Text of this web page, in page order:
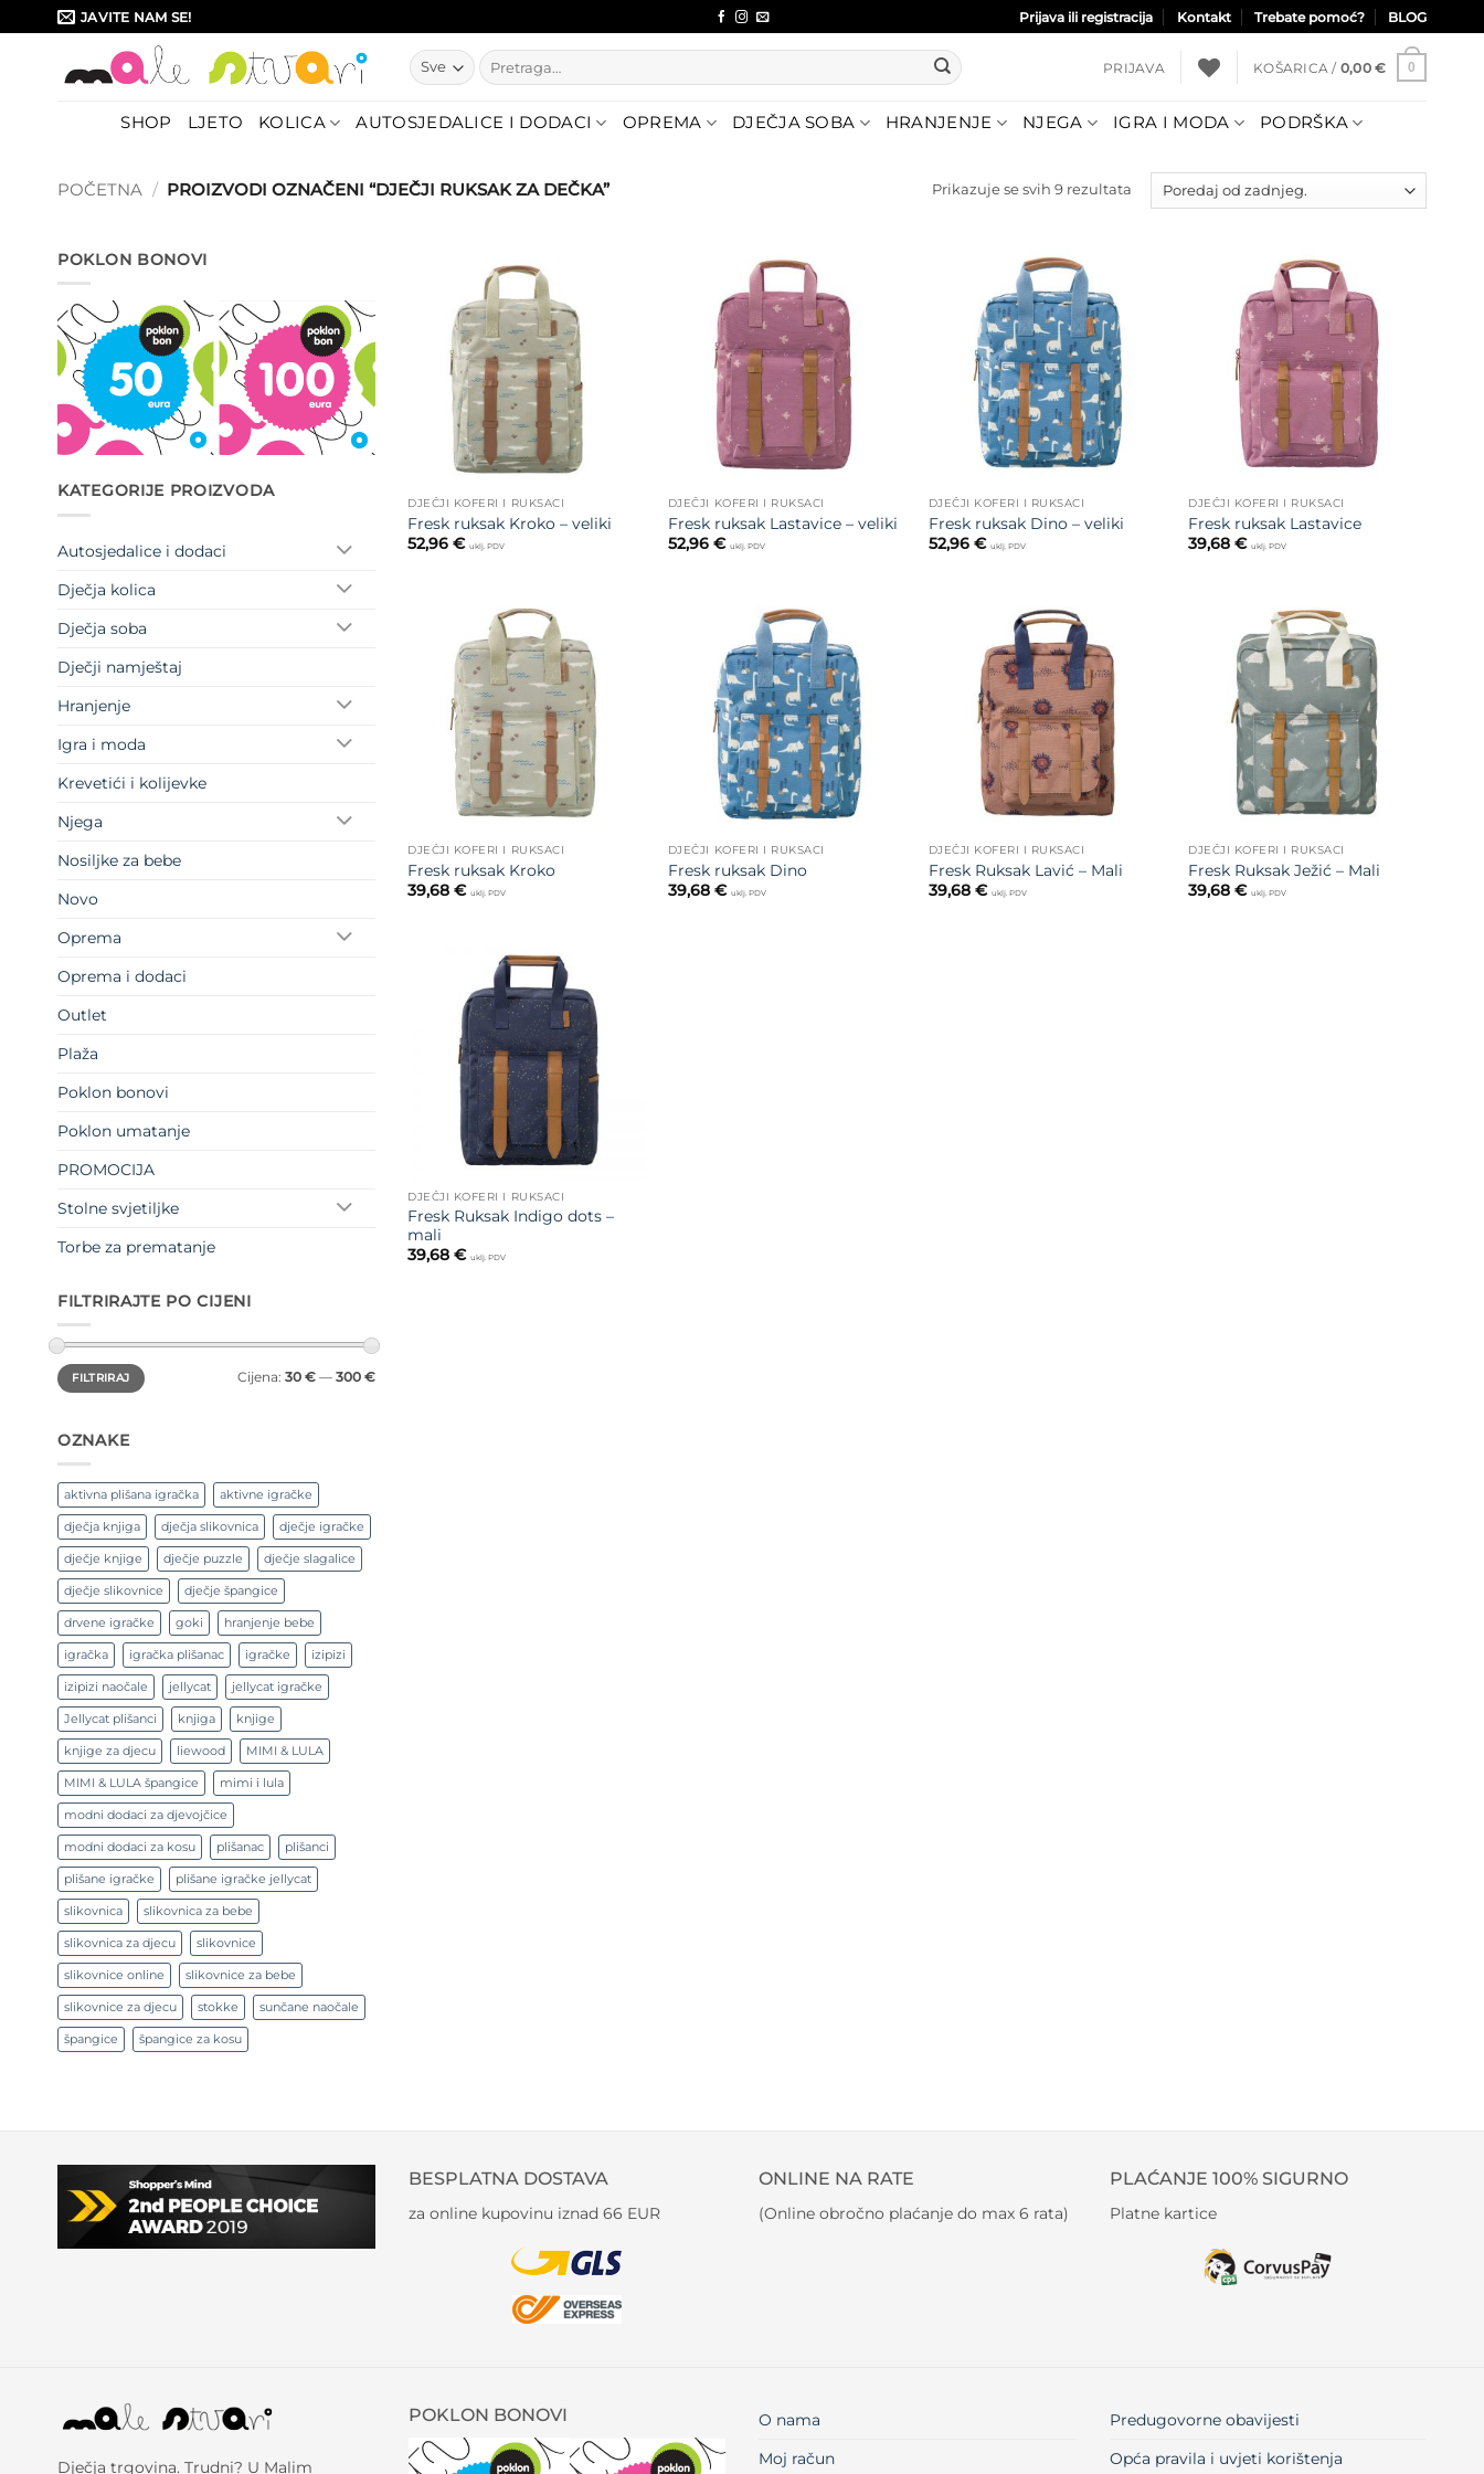
to
JAVITE NAM SE! Prijava ili registracija Kontakt Trebate pomoć? BLOG
Pretraži:
PRIJAVA KOŠARICA / 0,00 € 0
SHOP LJETO KOLICA AUTOSJEDALICE I DODACI OPREMA DJEČJA SOBA HRANJENJE NJEGA IGRA I MODA PODRŠKA
POČETNA / PROIZVODI OZNAČENI “DJEČJI RUKSAK ZA DEČKA” Prikazuje se svih 9 rezultata Poredano
POKLON BONOVI
KATEGORIJE PROIZVODA
Autosjedalice i dodaci
Dječja kolica
Dječja soba
Dječji namještaj
Hranjenje
Igra i moda
Krevetići i kolijevke
Njega
Nosiljke za bebe
Novo
Oprema
Oprema i dodaci
Outlet
Plaža
Poklon bonovi
Poklon umatanje
PROMOCIJA
Stolne svjetiljke
Torbe za prematanje
FILTRIRAJTE PO CIJENI
Min
cijena
Maks
cijenaFILTRIRAJ Cijena: 30 €— 300 €
OZNAKE
aktivna plišana igračka aktivne igračke
dječja knjiga dječja slikovnica dječje igračke
dječje knjige dječje puzzle dječje slagalice
dječje slikovnice dječje špangice
drvene igračke goki hranjenje bebe
igračka igračka plišanac igračke izipizi
izipizi naočale jellycat jellycat igračke
Jellycat plišanci knjiga knjige
knjige za djecu liewood MIMI & LULA
MIMI & LULA špangice mimi i lula
modni dodaci za djevojčice
modni dodaci za kosu plišanac plišanci
plišane igračke plišane igračke jellycat
slikovnica slikovnica za bebe
slikovnica za djecu slikovnice
slikovnice online slikovnice za bebe
slikovnice za djecu stokke sunčane naočale
špangice špangice za kosu
DJEČJI KOFERI I RUKSACI
Fresk ruksak Kroko – veliki
52,96€ uklj. PDV
Dodajte
na listu
DJEČJI KOFERI I RUKSACI
Fresk ruksak Lastavice – veliki
52,96 € uklj. PDV
Dodajte
na listu
želja
DJEČJI KOFERI I RUKSACI
Fresk ruksak Dino – veliki
52,96 € uklj. PDV
Dodajte
na listu
želja
DJEČJI KOFERI I RUKSACI
Fresk ruksak Lastavice
39,68€ uklj. PDV
Dodajte
na listu
želja
DJEČJI KOFERI I RUKSACI
Fresk ruksak Kroko
39,68€ uklj. PDV
Dodajte
na listu
želja
DJEČJI KOFERI I RUKSACI
Fresk ruksak Dino
39,68 € uklj. PDV
Dodajte
na listu
želja
DJEČJI KOFERI I RUKSACI
Fresk Ruksak Lavić – Mali
39,68 € uklj. PDV
Dodajte
želja
DJEČJI KOFERI I RUKSACI
Fresk Ruksak Ježić – Mali
39,68€ uklj. PDV
Dodajte
na listu
DJEČJI KOFERI I RUKSACI
Fresk Ruksak Indigo dots –
mali
39,68€ uklj. PDV
BESPLATNA DOSTAVA
za online kupovinu iznad 66 EUR
ONLINE NA RATE
(Online obročno plaćanje do max 6 rata)
PLAĆANJE 100% SIGURNO
Platne kartice
Dječja trgovina. Trudni? U Malim
POKLON BONOVI
O nama
Moj račun
Predugovorne obavijesti
Opća pravila i uvjeti korištenja